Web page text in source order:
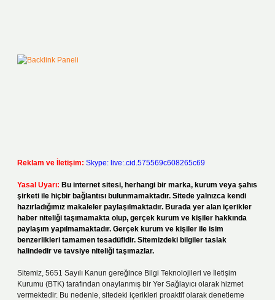
Reklam ve İletişim: Skype: live:.cid.575569c608265c69
Yasal Uyarı: Bu internet sitesi, herhangi bir marka, kurum veya şahıs
şirketi ile hiçbir bağlantısı bulunmamaktadır. Sitede yalnızca kendi
hazırladığımız makaleler paylaşılmaktadır. Burada yer alan içerikler
haber niteliği taşımamakta olup, gerçek kurum ve kişiler hakkında
paylaşım yapılmamaktadır. Gerçek kurum ve kişiler ile isim
benzerlikleri tamamen tesadüfidir. Sitemizdeki bilgiler taslak
halindedir ve tavsiye niteliği taşımazlar.
Sitemiz, 5651 Sayılı Kanun gereğince Bilgi Teknolojileri ve İletişim
Kurumu (BTK) tarafından onaylanmış bir Yer Sağlayıcı olarak hizmet
vermektedir. Bu nedenle, sitedeki içerikleri proaktif olarak denetleme